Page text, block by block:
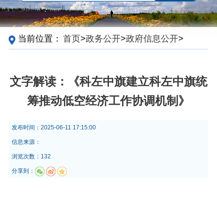
当前位置： 首页>政务公开>政府信息公开>
定主动公开内容>政策解读>文件解读
文字解读：《科左中旗建立科左中旗统
筹推动低空经济工作协调机制》
发布时间： 2025-06-11 17:15:00
信息来源：
浏览次数：132
分享到：